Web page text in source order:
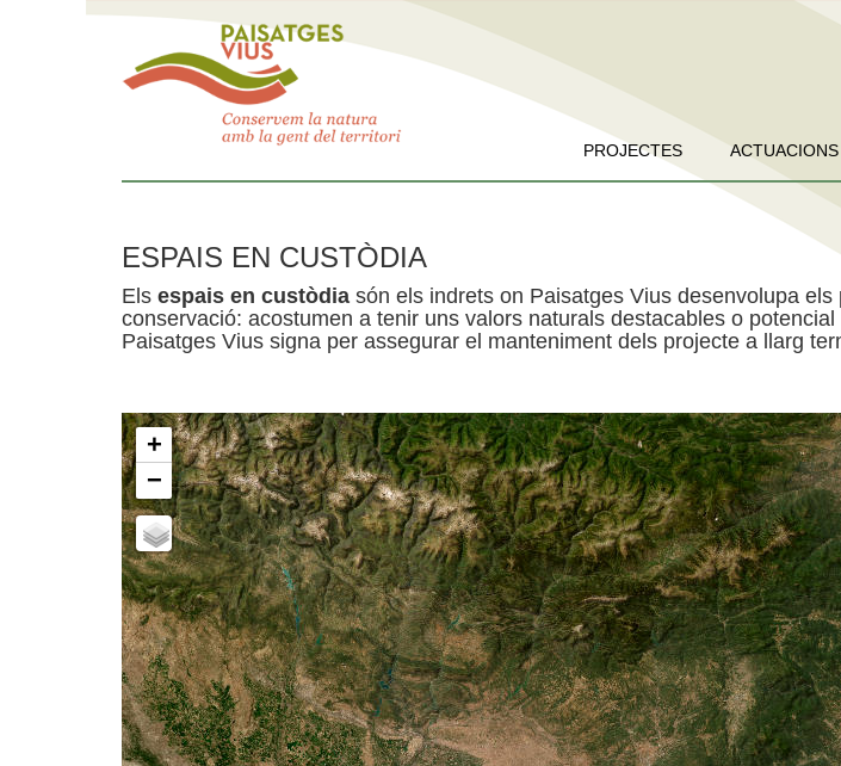
PROJECTES ACTUACIONS
ESPAIS EN CUSTÒDIA
Els espais en custòdia són els indrets on Paisatges Vius desenvolupa
conservació: acostumen a tenir uns valors naturals destacables o
Paisatges Vius signa per assegurar el manteniment dels projecte a llarg
+
−